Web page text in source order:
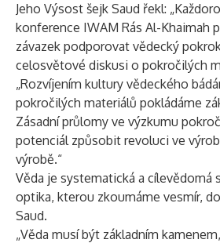
Jeho Výsost šejk Saud řekl:
konference IWAM Rás Al-Khaimah
závazek podporovat vědecký
celosvětové diskusi o pokročilých
„Rozvíjením kultury vědeckého
pokročilých materiálů pokládáme
Zásadní průlomy ve výzkumu
potenciál způsobit revoluci ve
výrobě.“
Věda je systematická a cílevědomá
optika, kterou zkoumáme vesmír,
Saud.
„Věda musí být základním